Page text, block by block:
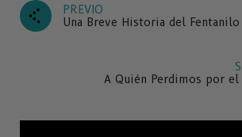
PREVIO
Una Breve Historia del Fentanilo
A Quién Perdimos por el